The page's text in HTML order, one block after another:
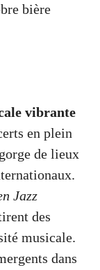
bière
vibrante
en plein
de lieux
Jazz
des
musicale.
dans